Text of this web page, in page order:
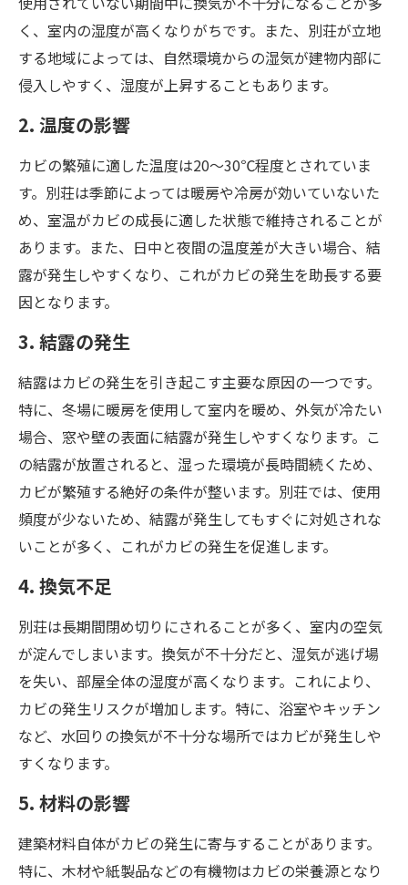
く、室内の湿度が高くなりがちです。また、別荘が立地
する地域によっては、自然環境からの湿気が建物内部に
侵入しやすく、湿度が上昇することもあります。
2. 温度の影響
カビの繁殖に適した温度は20〜30℃程度とされていま
す。別荘は季節によっては暖房や冷房が効いていないた
め、室温がカビの成長に適した状態で維持されることが
あります。また、日中と夜間の温度差が大きい場合、結
露が発生しやすくなり、これがカビの発生を助長する要
因となります。
3. 結露の発生
結露はカビの発生を引き起こす主要な原因の一つです。
特に、冬場に暖房を使用して室内を暖め、外気が冷たい
場合、窓や壁の表面に結露が発生しやすくなります。こ
の結露が放置されると、湿った環境が長時間続くため、
カビが繁殖する絶好の条件が整います。別荘では、使用
頻度が少ないため、結露が発生してもすぐに対処されな
いことが多く、これがカビの発生を促進します。
4. 換気不足
別荘は長期間閉め切りにされることが多く、室内の空気
が淀んでしまいます。換気が不十分だと、湿気が逃げ場
を失い、部屋全体の湿度が高くなります。これにより、
カビの発生リスクが増加します。特に、浴室やキッチン
など、水回りの換気が不十分な場所ではカビが発生しや
すくなります。
5. 材料の影響
建築材料自体がカビの発生に寄与することがあります。
特に、木材や紙製品などの有機物はカビの栄養源となり